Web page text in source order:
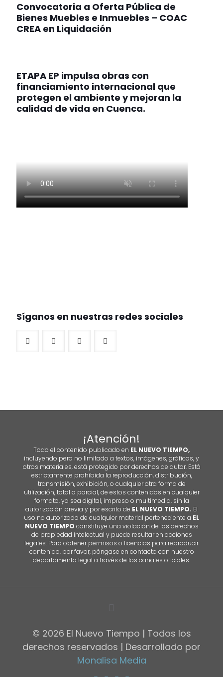
Convocatoria a Oferta Pública de
Bienes Muebles e Inmuebles – COAC
CREA en Liquidación
ETAPA EP impulsa obras con
financiamiento internacional que
protegen el ambiente y mejoran la
calidad de vida en Cuenca.
Síganos en nuestras redes sociales
¡Atención!
Todo el contenido publicado en EL NUEVO TIEMPO,
incluyendo pero no limitado a textos, imágenes, gráficos, y
otros materiales, está protegido por derechos de autor. Está
estrictamente prohibida la reproducción, distribución,
transmisión, exhibición, o cualquier otra forma de
utilización, total o parcial, de estos contenidos en cualquier
formato, ya sea digital, impreso o multimedia, sin la
autorización previa y por escrito de EL NUEVO TIEMPO. El
uso no autorizado de cualquier material perteneciente a EL
NUEVO TIEMPO constituye una violación de los derechos
de propiedad intelectual y puede resultar en acciones
legales. Para obtener permisos o licencias para reproducir
contenido, por favor, póngase en contacto con nuestro
departamento legal a través de los canales oficiales.
© 2026 El Nuevo Tiempo | Todos los
derechos reservados | Desarrollado por
Monalisa Media